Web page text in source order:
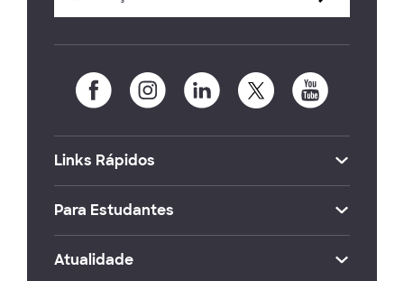
Links Rápidos
Para Estudantes
Atualidade